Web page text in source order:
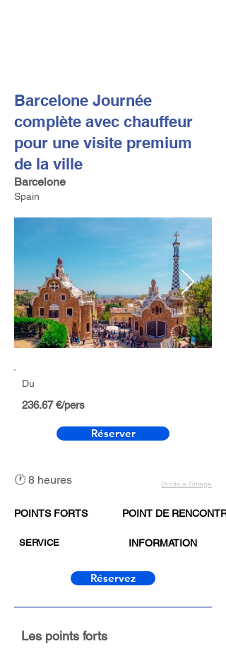
Barcelone Journée
complète avec chauffeur
pour une visite premium
de la ville
Barcelone
Spain
Du
236.67 €/pers
Réserver
🕐 8 heures Droits à l’image
POINTS FORTS
SERVICE
POINT DE
INFORMATION
Réservez
Les points forts